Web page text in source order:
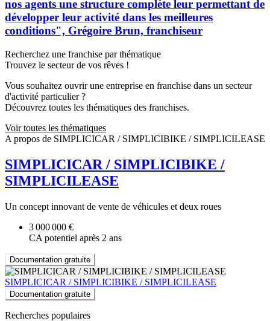
nos agents une structure complète leur permettant de
développer leur activité dans les meilleures
conditions", Grégoire Brun, franchiseur
Recherchez une franchise par thématique
Trouvez le secteur de vos rêves !
Vous souhaitez ouvrir une entreprise en franchise dans un secteur
d'activité particulier ?
Découvrez toutes les thématiques des franchises.
Voir toutes les thématiques
A propos de SIMPLICICAR / SIMPLICIBIKE / SIMPLICILEASE
SIMPLICICAR / SIMPLICIBIKE /
SIMPLICILEASE
Un concept innovant de vente de véhicules et deux roues
3 000 000 €
CA potentiel après 2 ans
Documentation gratuite
SIMPLICICAR / SIMPLICIBIKE / SIMPLICILEASE
Documentation gratuite
Recherches populaires